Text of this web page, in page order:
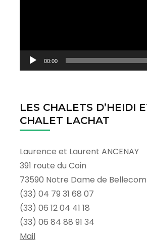
00:00
LES CHALETS D’HEIDI
CHALET LACHAT
Laurence et Laurent ANCENAY
391 route du Coin
73590 Notre Dame de
(33) 04 79 31 68 07
(33) 06 12 04 41 18
(33) 06 84 88 91 34
Mail